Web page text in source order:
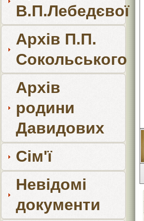
В.П.Лебедєвої
Архів П.П.
Сокольського
Архів
родини
Давидових
Сім'ї
Невідомі
документи